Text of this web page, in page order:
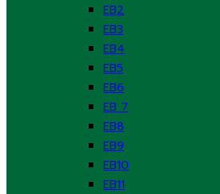
EB2
EB3
EB4
EB5
EB6
EB 7
EB8
EB9
EB10
EB11